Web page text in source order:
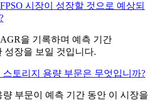
시장이 성장할 것으로 예상되
을 기록하며 예측 기간
성장을 보일 것입니다.
토리지 용량 부문은 무엇입니까?
부문이 예측 기간 동안 이 시장을